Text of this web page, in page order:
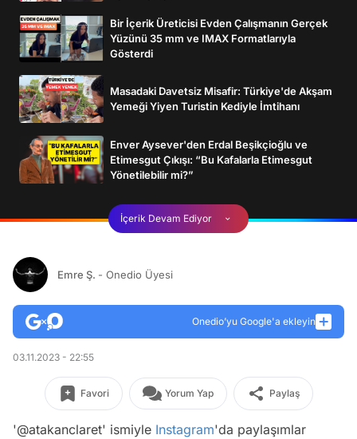
Bir İçerik Üreticisi Evden Çalışmanın Gerçek
Yüzünü 35 mm ve IMAX Formatlarıyla
Gösterdi
Masadaki Davetsiz Misafir: Türkiye'de Akşam
Yemeği Yiyen Turistin Kediyle İmtihanı
Enver Aysever'den Erdal Beşikçioğlu ve
Etimesgut Çıkışı: “Bu Kafalarla Etimesgut
Yönetilebilir mi?”
İçerik Devam Ediyor
Emre Ş. - Onedio Üyesi
Onedio’yu Google'a ekleyin
03.11.2023 - 22:55
Favori Yorum Yap Paylaş
'@atakanclaret' ismiyle Instagram'da paylaşımlar